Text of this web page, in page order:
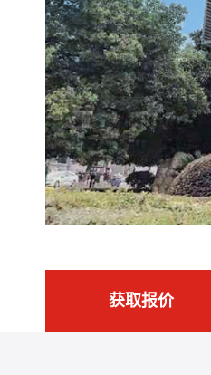
获取报价